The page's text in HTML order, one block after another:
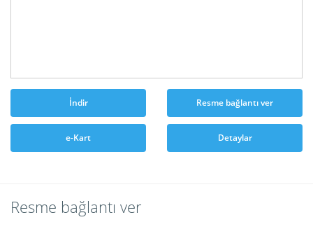
İndir Resme bağlantı ver
e-Kart Detaylar
Resme bağlantı ver